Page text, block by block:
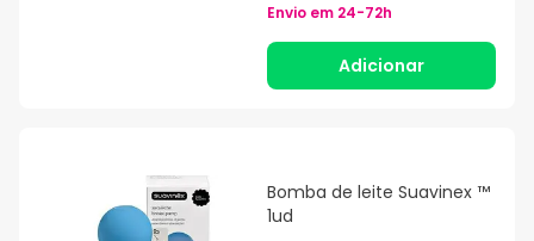
Envio em 24-72h
Adicionar
Bomba de leite Suavinex ™
1ud